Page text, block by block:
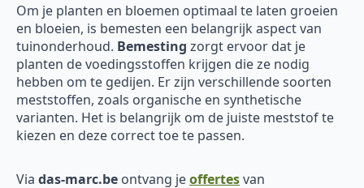
Om je planten en bloemen optimaal te laten groeien
en bloeien, is bemesten een belangrijk aspect van
tuinonderhoud. Bemesting zorgt ervoor dat je
planten de voedingsstoffen krijgen die ze nodig
hebben om te gedijen. Er zijn verschillende soorten
meststoffen, zoals organische en synthetische
varianten. Het is belangrijk om de juiste meststof te
kiezen en deze correct toe te passen.
Via das-marc.be ontvang jeoffertesvan